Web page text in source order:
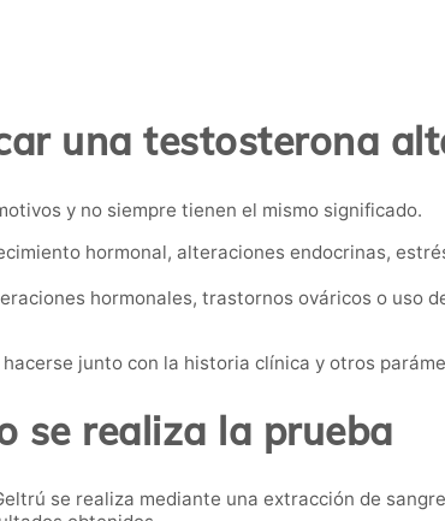
una testosterona
y no siempre tienen el mismo significado.
hormonal, alteraciones endocrinas,
hormonales, trastornos ováricos o uso
junto con la historia clínica y otros
se realiza la prueba
se realiza mediante una extracción de